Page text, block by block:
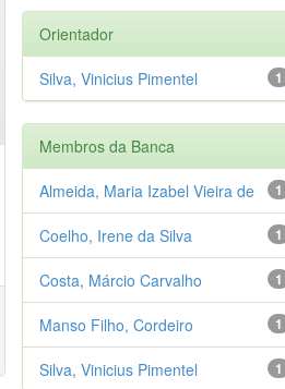
Orientador
1
Silva, Vinicius Pimentel
Membros da Banca
1
Almeida, Maria Izabel Vieira de
1
Coelho, Irene da Silva
1
Costa, Márcio Carvalho
1
Manso Filho, Cordeiro
1
Silva, Vinicius Pimentel